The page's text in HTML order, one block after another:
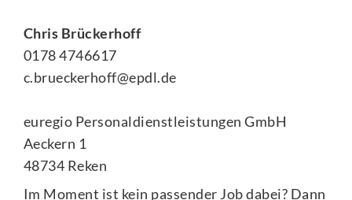
Chris Brückerhoff
0178 4746617
c.brueckerhoff@epdl.de
euregio Personaldienstleistungen GmbH
Aeckern 1
48734 Reken
Im Moment ist kein passender Job dabei? Dann